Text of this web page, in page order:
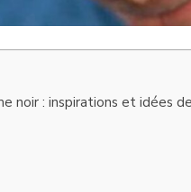
noir : inspirations et idées